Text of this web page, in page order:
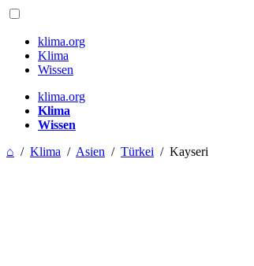
klima.org
Klima
Wissen
klima.org
Klima
Wissen
⌂ / Klima / Asien / Türkei / Kayseri